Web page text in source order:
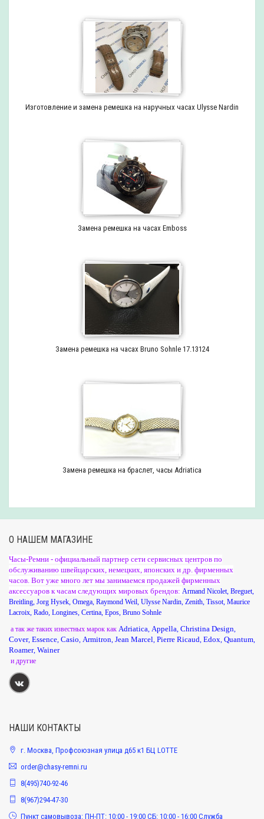
Изготовление и замена ремешка на наручных часах Ulysse Nardin
Замена ремешка на часах Emboss
Замена ремешка на часах Bruno Sohnle 17.13124
Замена ремешка на браслет, часы Adriatica
О НАШЕМ МАГАЗИНЕ
Часы-Ремни - официальный партнер сети сервисных центров по
обслуживанию швейцарских, немецких, японских и др. фирменных
часов. Вот уже много лет мы занимаемся продажей фирменных
аксессуаров к часам следующих мировых брендов: Armand Nicolet Breguet
Breitling Jorg Hysek Omega Raymond Weil Ulysse Nardin Zenith Tissot Maurice
Lacroix Rado Longines Certina Epos Bruno Sohnle
а так же таких известных марок как Adriatica Appella Christina Design
Cover, Essence Casio Armitron Jean Marcel Pierre Ricaud Edox Quantum
Roamer, Wainer
и другие
НАШИ КОНТАКТЫ
г. Москва, Профсоюзная улица д65 к1 БЦ LOTTE
order@chasy-remni.ru
8(495)740-92-46
8(967)294-47-30
Пункт самовывоза: ПН-ПТ: 10:00 - 19:00 СБ: 10:00 - 16:00 Служба